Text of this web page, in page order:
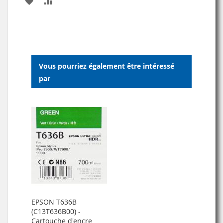
D’ENVIE
Vous pourriez également être intéressé
par
EPSON T636B
(C13T636B00) -
Cartouche d'encre